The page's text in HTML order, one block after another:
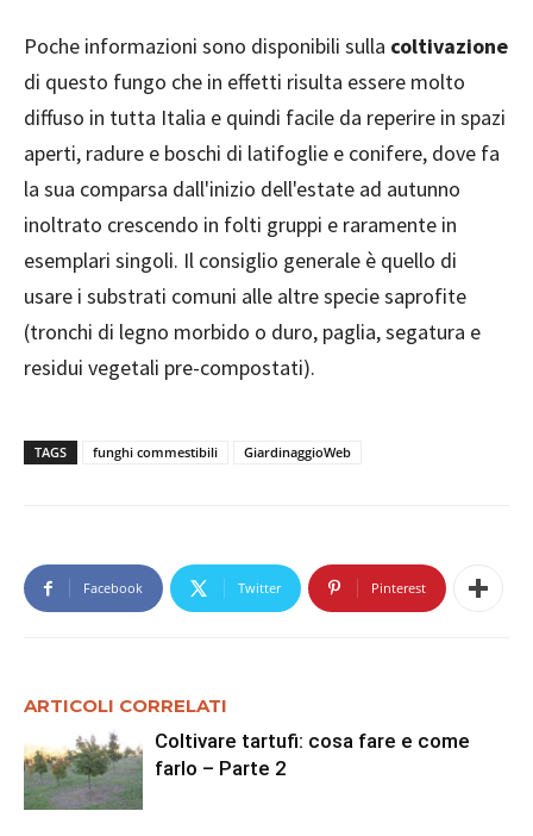
Poche informazioni sono disponibili sulla coltivazione
di questo fungo che in effetti risulta essere molto
diffuso in tutta Italia e quindi facile da reperire in spazi
aperti, radure e boschi di latifoglie e conifere, dove fa
la sua comparsa dall'inizio dell'estate ad autunno
inoltrato crescendo in folti gruppi e raramente in
esemplari singoli. Il consiglio generale è quello di
usare i substrati comuni alle altre specie saprofite
(tronchi di legno morbido o duro, paglia, segatura e
residui vegetali pre-compostati).
TAGS funghi commestibili GiardinaggioWeb
Facebook Twitter Pinterest
ARTICOLI CORRELATI
Coltivare tartufi: cosa fare e come
farlo – Parte 2